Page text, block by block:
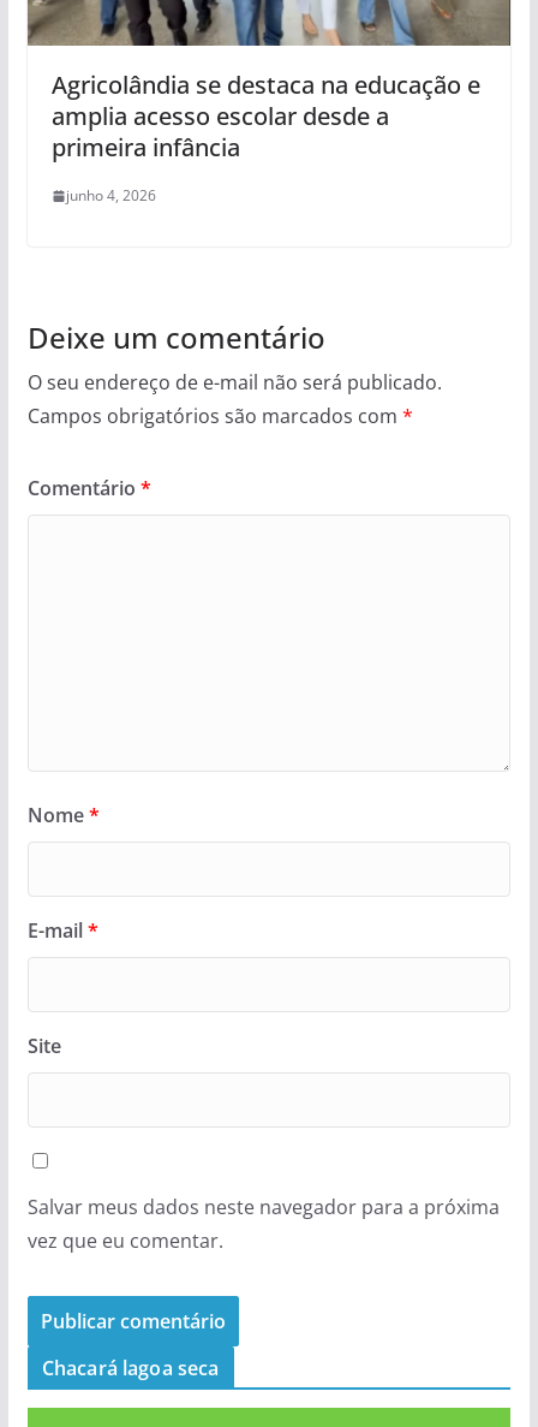
Agricolândia se destaca na educação e
amplia acesso escolar desde a
primeira infância
junho 4, 2026
Deixe um comentário
O seu endereço de e-mail não será publicado.
Campos obrigatórios são marcados com *
Comentário *
Nome*
E-mail*
Site
Salvar meus dados neste navegador para a próxima
vez que eu comentar.
Chacará lagoa seca